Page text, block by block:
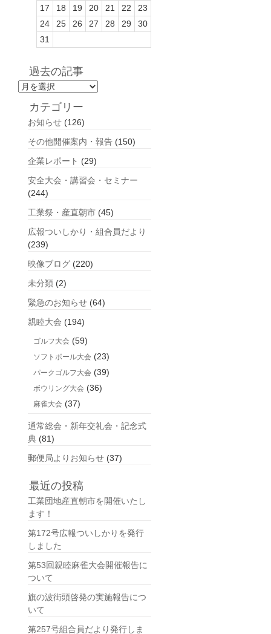
17
18 19 20 21 22
23
24
25 26 27 28 29
30
31
過去の記事
過
カテゴリー
お知らせ (126)
その他開催案内・報告 (150)
企業レポート (29)
安全大会・講習会・セミナー
(244)
工業祭・産直朝市 (45)
広報ついしかり・組合員だより
(239)
映像ブログ (220)
未分類 (2)
緊急のお知らせ (64)
親睦大会 (194)
ゴルフ大会 (59)
ソフトボール大会 (23)
パークゴルフ大会 (39)
ボウリング大会 (36)
麻雀大会 (37)
通常総会・新年交礼会・記念式
典 (81)
郵便局よりお知らせ (37)
最近の投稿
工業団地産直朝市を開催いたし
ます！
第172号広報ついしかりを発行
しました
第53回親睦麻雀大会開催報告に
ついて
旗の波街頭啓発の実施報告につ
いて
第257号組合員だより発行しま